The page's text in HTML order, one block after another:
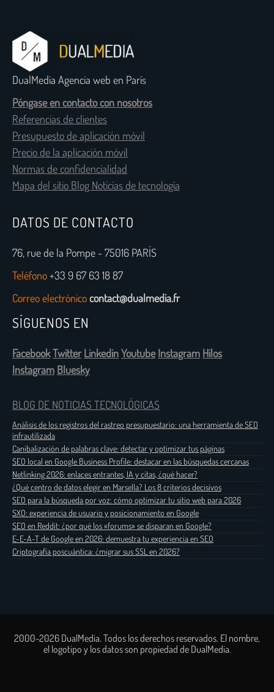
DualMedia Agencia web en París
Póngase en contacto con nosotros
Referencias de clientes
Presupuesto de aplicación móvil
Precio de la aplicación móvil
Normas de confidencialidad
Mapa del sitio Blog Noticias de tecnología
DATOS DE CONTACTO
76, rue de la Pompe - 75016 PARÍS
Teléfono+33 9 67 63 18 87
Correo electrónicocontact@dualmedia.fr
SÍGUENOS EN
FacebookTwitter LinkedinYoutube Instagram Hilos
Instagram Bluesky
BLOG DE NOTICIAS TECNOLÓGICAS
Análisis de los registros del rastreo presupuestario: una herramienta de SEO
infrautilizada
Canibalización de palabras clave: detectar y optimizar tus páginas
SEO local en Google Business Profile: destacar en las búsquedas cercanas
Netlinking 2026: enlaces entrantes, IA y citas, ¿qué hacer?
¿Qué centro de datos elegir en Marsella? Los 8 criterios decisivos
SEO para la búsqueda por voz: cómo optimizar tu sitio web para 2026
SXO: experiencia de usuario y posicionamiento en Google
SEO en Reddit: ¿por qué los «forums» se disparan en Google?
E-E-A-T de Google en 2026: demuestra tu experiencia en SEO
Criptografía poscuántica: ¿migrar sus SSL en 2026?
2000-2026 DualMedia. Todos los derechos reservados. El nombre,
el logotipo y los datos son propiedad de DualMedia.